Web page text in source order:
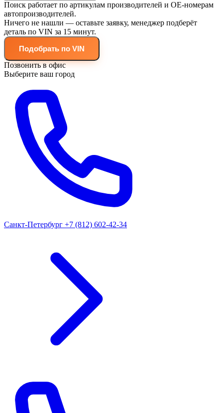
Поиск работает по артикулам производителей и OE-номерам
автопроизводителей.
Ничего не нашли — оставьте заявку, менеджер подберёт
деталь по VIN за 15 минут.
Подобрать по VIN
Позвонить в офис
Выберите ваш город
Санкт-Петербург +7 (812) 602-42-34